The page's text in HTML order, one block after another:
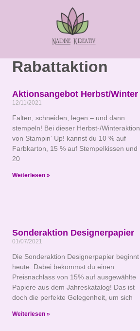
Rabattaktion
Aktionsangebot Herbst/Winter
12/11/2021
Falten, schneiden, legen – und dann
stempeln! Bei dieser Herbst-/Winteraktion
von Stampin‘ Up! kannst du 10 % auf
Farbkarton, 15 % auf Stempelkissen und
20
Weiterlesen »
Sonderaktion Designerpapier
01/07/2021
Die Sonderaktion Designerpapier beginnt
heute. Dabei bekommst du einen
Preisnachlass von 15% auf ausgewählte
Papiere aus dem Jahreskatalog! Das ist
doch die perfekte Gelegenheit, um sich
Weiterlesen »